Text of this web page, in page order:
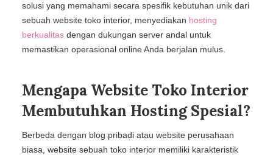
solusi yang memahami secara spesifik kebutuhan unik dari
sebuah website toko interior, menyediakan hosting
berkualitas dengan dukungan server andal untuk
memastikan operasional online Anda berjalan mulus.
Mengapa Website Toko Interior
Membutuhkan Hosting Spesial?
Berbeda dengan blog pribadi atau website perusahaan
biasa, website sebuah toko interior memiliki karakteristik